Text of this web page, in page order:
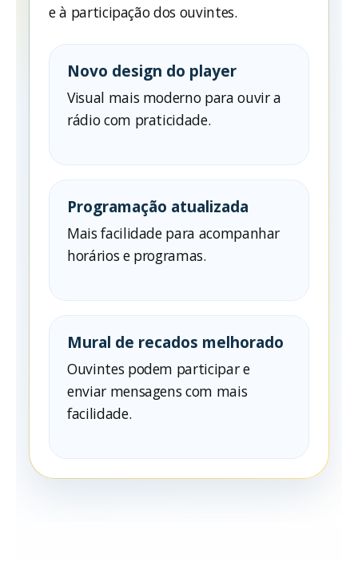
e à participação dos ouvintes.
Novo design do player
Visual mais moderno para ouvir a
rádio com praticidade.
Programação atualizada
Mais facilidade para acompanhar
horários e programas.
Mural de recados melhorado
Ouvintes podem participar e
enviar mensagens com mais
facilidade.